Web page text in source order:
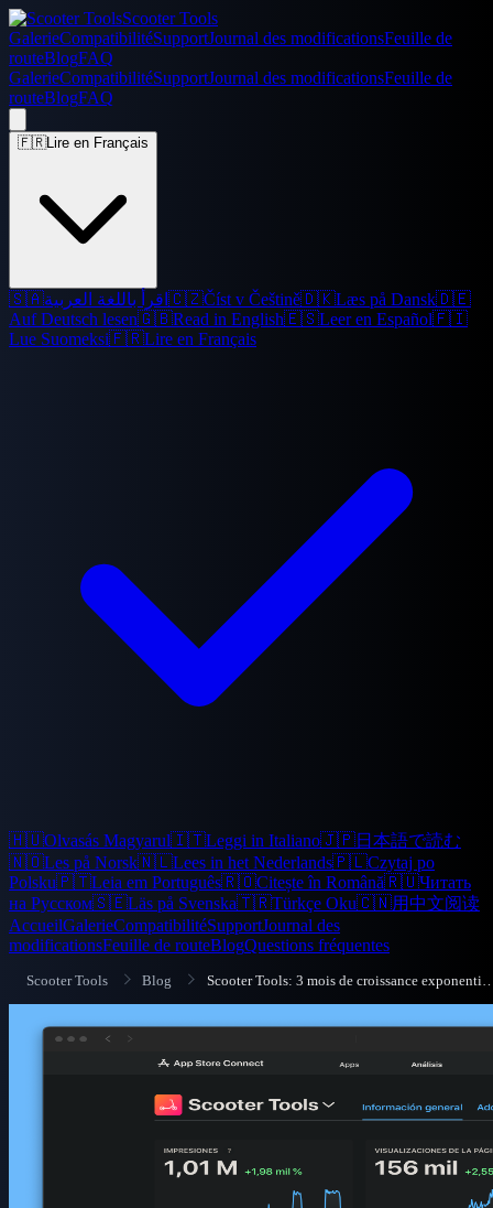
Scooter Tools
GalerieCompatibilitéSupportJournal des modificationsFeuille de
routeBlogFAQ
GalerieCompatibilitéSupportJournal des modificationsFeuille de
routeBlogFAQ
🇫🇷Lire en Français
🇸🇦اقرأ باللغة العربية 🇨🇿Číst v Češtině🇩🇰Læs på Dansk🇩🇪
Auf Deutsch lesen🇬🇧Read in English🇪🇸Leer en Español🇫🇮
Lue Suomeksi🇫🇷Lire en Français
🇭🇺Olvasás Magyarul🇮🇹Leggi in Italiano🇯🇵日本語で読む
🇳🇴Les på Norsk🇳🇱Lees in het Nederlands🇵🇱Czytaj po
Polsku🇵🇹Leia em Português🇷🇴Citește în Română🇷🇺Читать
на Русском🇸🇪Läs på Svenska🇹🇷Türkçe Oku🇨🇳用中文阅读
AccueilGalerieCompatibilitéSupportJournal des
modificationsFeuille de routeBlogQuestions fréquentes
Scooter Tools Blog